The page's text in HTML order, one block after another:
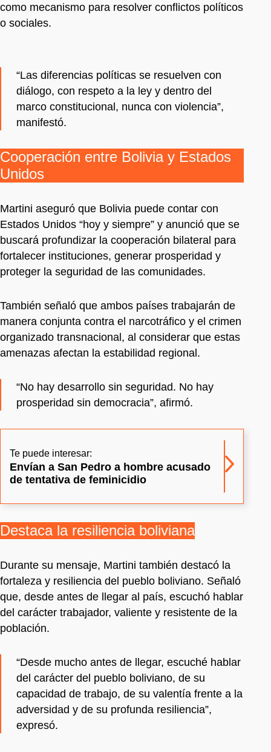
como mecanismo para resolver conflictos políticos
o sociales.
“Las diferencias políticas se resuelven con
diálogo, con respeto a la ley y dentro del
marco constitucional, nunca con violencia”,
manifestó.
Cooperación entre Bolivia y Estados
Unidos
Martini aseguró que Bolivia puede contar con
Estados Unidos “hoy y siempre” y anunció que se
buscará profundizar la cooperación bilateral para
fortalecer instituciones, generar prosperidad y
proteger la seguridad de las comunidades.
También señaló que ambos países trabajarán de
manera conjunta contra el narcotráfico y el crimen
organizado transnacional, al considerar que estas
amenazas afectan la estabilidad regional.
“No hay desarrollo sin seguridad. No hay
prosperidad sin democracia”, afirmó.
Te puede interesar:
Envían a San Pedro a hombre acusado
de tentativa de feminicidio
Destaca la resiliencia boliviana
Durante su mensaje, Martini también destacó la
fortaleza y resiliencia del pueblo boliviano. Señaló
que, desde antes de llegar al país, escuchó hablar
del carácter trabajador, valiente y resistente de la
población.
“Desde mucho antes de llegar, escuché hablar
del carácter del pueblo boliviano, de su
capacidad de trabajo, de su valentía frente a la
adversidad y de su profunda resiliencia”,
expresó.